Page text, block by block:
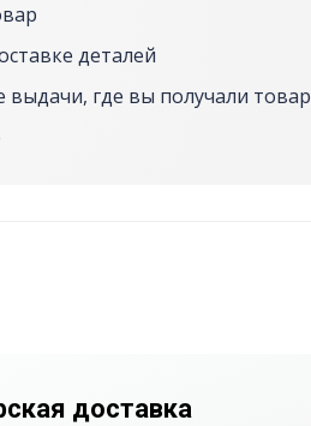
деталей
где вы получали товар
доставка